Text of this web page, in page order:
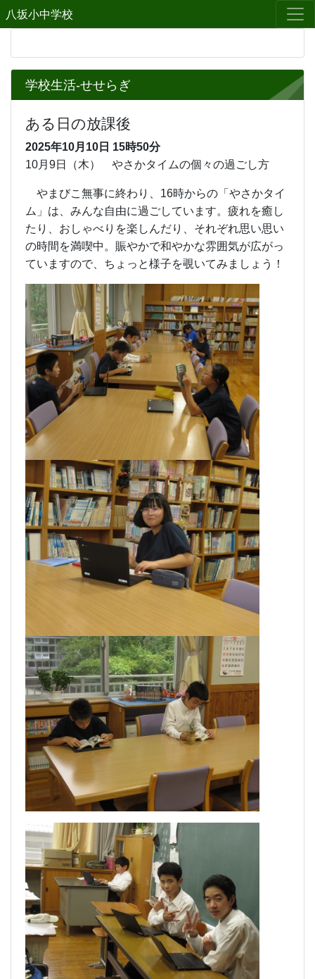
八坂小中学校
学校生活-せせらぎ
ある日の放課後
2025年10月10日 15時50分
10月9日（木） やさかタイムの個々の過ごし方
やまびこ無事に終わり、16時からの「やさかタイ
ム」は、みんな自由に過ごしています。疲れを癒し
たり、おしゃべりを楽しんだり、それぞれ思い思い
の時間を満喫中。賑やかで和やかな雰囲気が広がっ
ていますので、ちょっと様子を覗いてみましょう！